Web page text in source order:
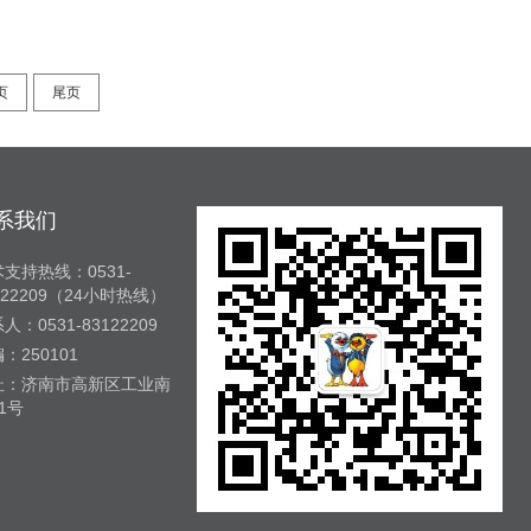
尾页
我们
支持热线：0531-
（24小时热线）
人：0531-83122209
：250101
：济南市高新区工业南
号